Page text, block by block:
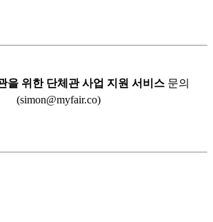
을 위한 단체관 사업 지원 서비스 문의
(simon@myfair.co)